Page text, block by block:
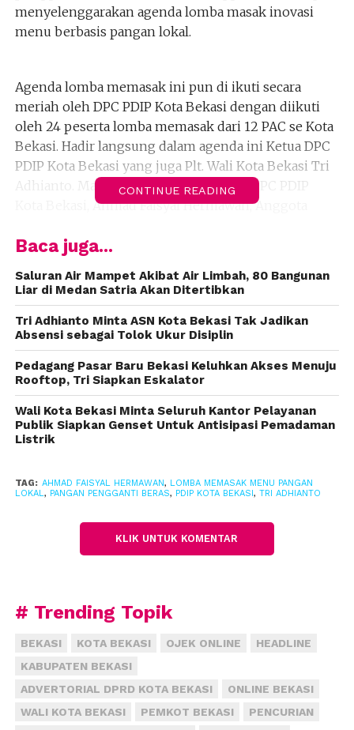
menyelenggarakan agenda lomba masak inovasi
menu berbasis pangan lokal.
Agenda lomba memasak ini pun di ikuti secara
meriah oleh DPC PDIP Kota Bekasi dengan diikuti
oleh 24 peserta lomba memasak dari 12 PAC se Kota
Bekasi. Hadir langsung dalam agenda ini Ketua DPC
PDIP Kota Bekasi yang juga Plt. Wali Kota Bekasi Tri
Adhianto. Mas Tri ditemani Sekretaris DPC PDIP
Kota Bekasi, Ahmad Faisyal Hermawan, Anggota
Heryansyah, Enie Widiastuti, Agus Boyo ,jajaran inti
Pengurus Ranting PDIP se Kota Bekasi.
Dalam pesannya Tri Adhianto mengajak melalui
momen inovasi pangan ini, seluruh masyarakat Kota
Bekasi agar bisa memanfaatkan sumber-sumber
pangan pokok selain beras dan tepung terigu.
Menurut Tri, PDIP sangat peduli dengan
kelangsungan hajat dengan menerapkan pola
lingkungan.
“Jadi dalam agenda momen lomba memasak menu
inovasi pangan ini, kami dari PDIP ingin
makanan pokok pengganti beras,”ucap Tri kepada
“Jadi pemanfaatan makanan dari sumber panganan
lain, tanpa kita melulu berbicara beras yang
CONTINUE READING
Baca juga...
Saluran Air Mampet Akibat Air Limbah, 80 Bangunan
Liar di Medan Satria Akan Ditertibkan
Tri Adhianto Minta ASN Kota Bekasi Tak Jadikan
Absensi sebagai Tolok Ukur Disiplin
Pedagang Pasar Baru Bekasi Keluhkan Akses Menuju
Rooftop, Tri Siapkan Eskalator
Wali Kota Bekasi Minta Seluruh Kantor Pelayanan
Publik Siapkan Genset Untuk Antisipasi Pemadaman
Listrik
TAG: AHMAD FAISYAL HERMAWAN, LOMBA MEMASAK MENU PANGAN
LOKAL, PANGAN PENGGANTI BERAS, PDIP KOTA BEKASI , TRI ADHIANTO
KLIK UNTUK KOMENTAR
# Trending Topik
BEKASI KOTA BEKASI OJEK ONLINE
HEADLINE
KABUPATEN BEKASI
ADVERTORIAL DPRD KOTA BEKASI
ONLINE BEKASI
WALI KOTA BEKASI
PEMKOT BEKASI
PENCURIAN